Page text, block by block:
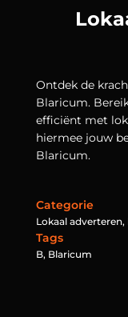
Ontdek de
Blaricum.
efficiënt met
hiermee jouw
Blaricum.
Categorie
Lokaal adverteren,
Tags
B, Blaricum